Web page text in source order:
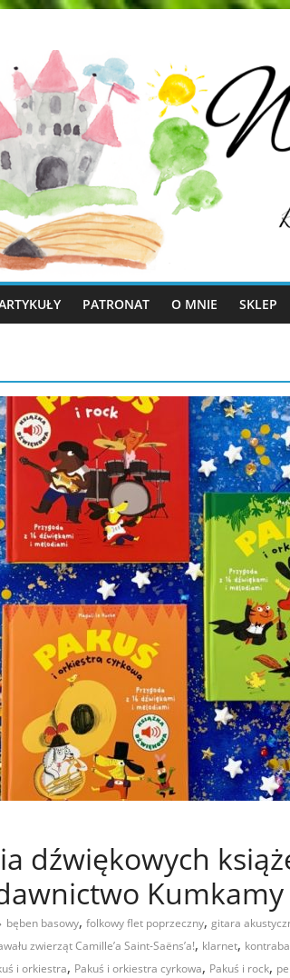
PATRONAT O MNIE SKLEP
dźwiękowych
Kumkamy
bęben basowy, folkowy flet poprzeczny, gitara
zwierząt Camille’a Saint-Saëns’a!, klarnet,
i orkiestra, Pakuś i orkiestra cyrkowa, Pakuś i rock,